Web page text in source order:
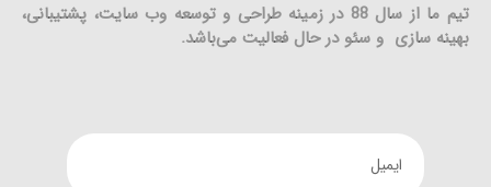
تیم ما از سال 88 در زمینه طراحی و توسعه وب سایت، پشتیبانی،
بهینه سازی و سئو در حال فعالیت می‌باشد.